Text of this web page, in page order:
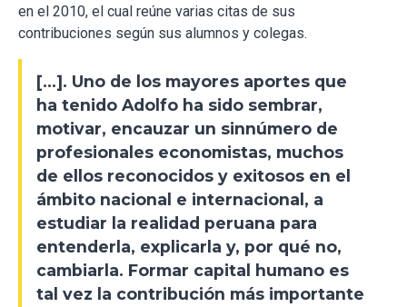
en el 2010, el cual reúne varias citas de sus
contribuciones según sus alumnos y colegas.
[…]. Uno de los mayores aportes que
ha tenido Adolfo ha sido sembrar,
motivar, encauzar un sinnúmero de
profesionales economistas, muchos
de ellos reconocidos y exitosos en el
ámbito nacional e internacional, a
estudiar la realidad peruana para
entenderla, explicarla y, por qué no,
cambiarla. Formar capital humano es
tal vez la contribución más importante